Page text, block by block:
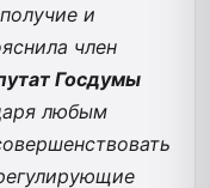
и
член
Госдумы
любым